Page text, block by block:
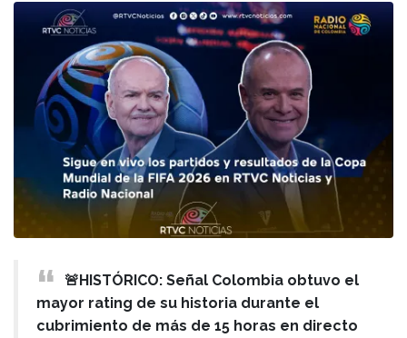
🚨HISTÓRICO: Señal Colombia obtuvo el
mayor rating de su historia durante el
cubrimiento de más de 15 horas en directo